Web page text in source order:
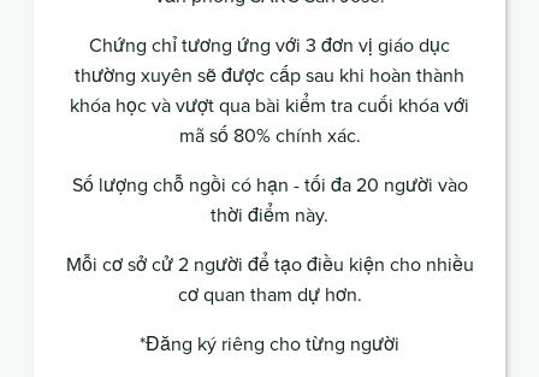
Chứng chỉ tương ứng với 3 đơn vị giáo dục
thường xuyên sẽ được cấp sau khi hoàn thành
khóa học và vượt qua bài kiểm tra cuối khóa với
mã số 80% chính xác.
Số lượng chỗ ngồi có hạn - tối đa 20 người vào
thời điểm này.
Mỗi cơ sở cử 2 người để tạo điều kiện cho nhiều
cơ quan tham dự hơn.
*Đăng ký riêng cho từng người